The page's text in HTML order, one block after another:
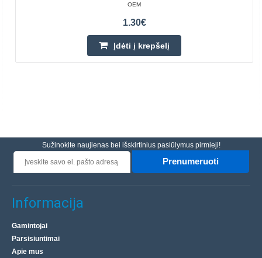
OEM
1.30€
Įdėti į krepšelį
Sužinokite naujienas bei išskirtinius pasiūlymus pirmieji!
Prenumeruoti
Informacija
Gamintojai
Parsisiuntimai
Apie mus